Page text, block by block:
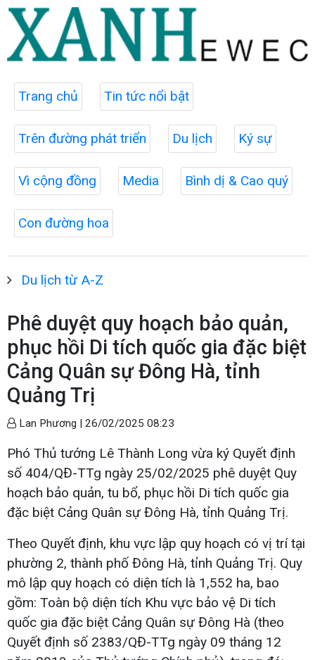
Trang chủ Tin tức nổi bật
Trên đường phát triển Du lịch Ký sự
Vì cộng đồng Media Bình dị & Cao quý
Con đường hoa
Du lịch từ A-Z
Phê duyệt quy hoạch bảo quản,
phục hồi Di tích quốc gia đặc biệt
Cảng Quân sự Đông Hà, tỉnh
Quảng Trị
Lan Phương | 26/02/2025 08:23
Phó Thủ tướng Lê Thành Long vừa ký Quyết định
số 404/QĐ-TTg ngày 25/02/2025 phê duyệt Quy
hoạch bảo quản, tu bổ, phục hồi Di tích quốc gia
đặc biệt Cảng Quân sự Đông Hà, tỉnh Quảng Trị.
Theo Quyết định, khu vực lập quy hoạch có vị trí tại
phường 2, thành phố Đông Hà, tỉnh Quảng Trị. Quy
mô lập quy hoạch có diện tích là 1,552 ha, bao
gồm: Toàn bộ diện tích Khu vực bảo vệ Di tích
quốc gia đặc biệt Cảng Quân sự Đông Hà (theo
Quyết định số 2383/QĐ-TTg ngày 09 tháng 12